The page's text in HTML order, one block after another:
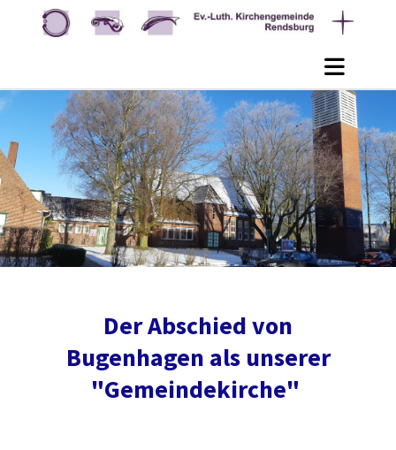
Der Abschied von
Bugenhagen als unserer
"Gemeindekirche"